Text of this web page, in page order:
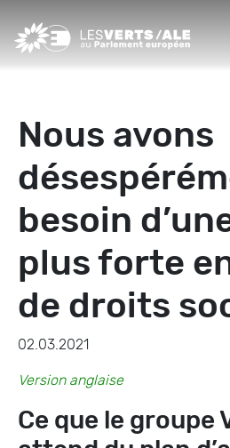
Nous avons
besoin
plus forte
de droits
02.03.2021
Version anglaise
Ce que le groupe